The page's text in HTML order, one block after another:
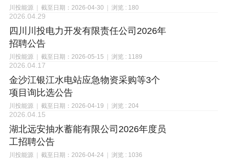
川投能源 截至日期：2026-04-30 浏览 : 180
2026.04.29
四川川投电力开发有限责任公司2026年
招聘公告
川投能源 截至日期：2026-05-15 浏览 : 1189
2026.04.17
金沙江银江水电站应急物资采购等3个
项目询比选公告
川投能源 截至日期：2026-04-19 浏览 : 204
2026.04.15
湖北远安抽水蓄能有限公司2026年度员
工招聘公告
川投能源 截至日期：2026-04-24 浏览 : 1036